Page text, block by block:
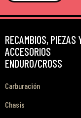
RECAMBIOS, PIEZAS
ACCESORIOS
ENDURO/CROSS
Carburación
Chasis